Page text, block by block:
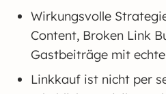
Wirkungsvolle
Content, Broken Link
Gastbeiträge mit
Linkkauf ist nicht per